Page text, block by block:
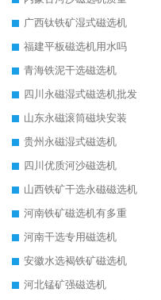
广西钛铁矿湿式磁选机
福建平板磁选机用水吗
青海铁泥干选磁选机
四川永磁湿式磁选机批发
山东永磁滚筒磁块安装
贵州永磁湿式磁选机
四川优质河沙磁选机
山西铁矿干选永磁磁选机
河南铁矿磁选机有多重
河南干选专用磁选机
安徽水选褐铁矿磁选机
河北锰矿强磁选机